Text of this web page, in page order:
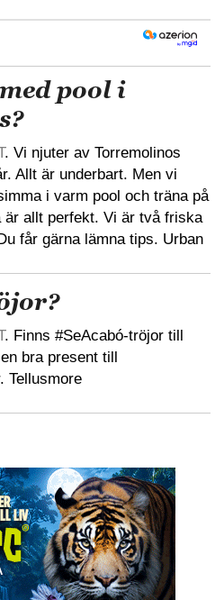
pool i
. Vi njuter av Torremolinos
Allt är underbart. Men vi
i varm pool och träna på
är allt perfekt. Vi är två friska
får gärna lämna tips. Urban
. Finns #SeAcabó-tröjor till
bra present till
Tellusmore